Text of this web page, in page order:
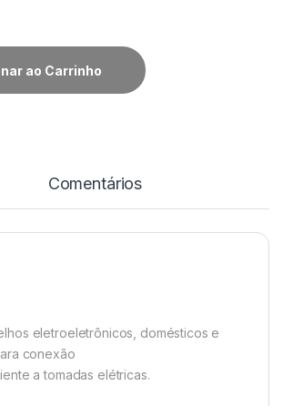
ao Carrinho
Comentários
eletroeletrônicos, domésticos e
conexão
a tomadas elétricas.